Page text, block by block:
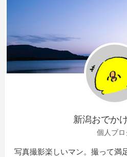
新潟おでか
個人ブロ
写真撮影楽しいマン。撮って満